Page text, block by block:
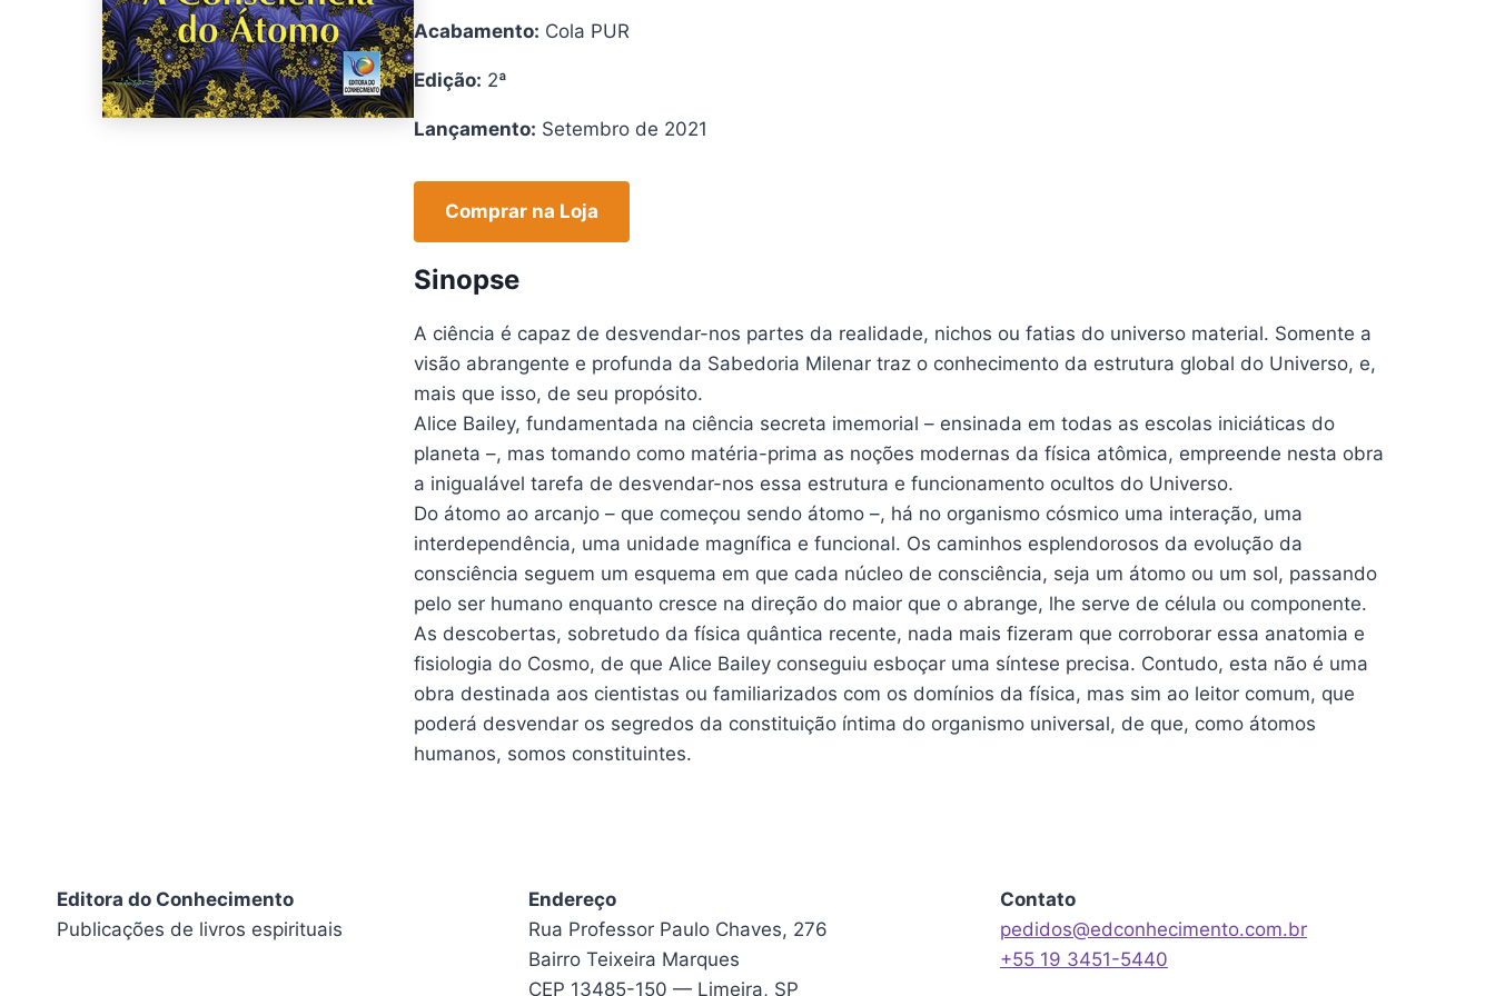
Acabamento: Cola PUR
Edição: 2ª
Lançamento: Setembro de 2021
Comprar na Loja
Sinopse
A ciência é capaz de desvendar-nos partes da realidade, nichos ou fatias do universo material. Somente a
visão abrangente e profunda da Sabedoria Milenar traz o conhecimento da estrutura global do Universo, e,
mais que isso, de seu propósito.
Alice Bailey, fundamentada na ciência secreta imemorial – ensinada em todas as escolas iniciáticas do
planeta –, mas tomando como matéria-prima as noções modernas da física atômica, empreende nesta obra
a inigualável tarefa de desvendar-nos essa estrutura e funcionamento ocultos do Universo.
Do átomo ao arcanjo – que começou sendo átomo –, há no organismo cósmico uma interação, uma
interdependência, uma unidade magnífica e funcional. Os caminhos esplendorosos da evolução da
consciência seguem um esquema em que cada núcleo de consciência, seja um átomo ou um sol, passando
pelo ser humano enquanto cresce na direção do maior que o abrange, lhe serve de célula ou componente.
As descobertas, sobretudo da física quântica recente, nada mais fizeram que corroborar essa anatomia e
fisiologia do Cosmo, de que Alice Bailey conseguiu esboçar uma síntese precisa. Contudo, esta não é uma
obra destinada aos cientistas ou familiarizados com os domínios da física, mas sim ao leitor comum, que
poderá desvendar os segredos da constituição íntima do organismo universal, de que, como átomos
humanos, somos constituintes.
Editora do Conhecimento
Publicações de livros espirituais
Endereço
Rua Professor Paulo Chaves, 276
Bairro Teixeira Marques
CEP 13485-150 — Limeira, SP
Contato
pedidos@edconhecimento.com.br
+55 19 3451-5440